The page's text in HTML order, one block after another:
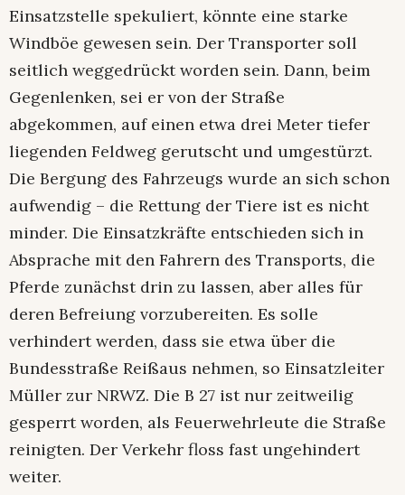
Einsatzstelle spekuliert, könnte eine starke
Windböe gewesen sein. Der Transporter soll
seitlich weggedrückt worden sein. Dann, beim
Gegenlenken, sei er von der Straße
abgekommen, auf einen etwa drei Meter tiefer
liegenden Feldweg gerutscht und umgestürzt.
Die Bergung des Fahrzeugs wurde an sich schon
aufwendig – die Rettung der Tiere ist es nicht
minder. Die Einsatzkräfte entschieden sich in
Absprache mit den Fahrern des Transports, die
Pferde zunächst drin zu lassen, aber alles für
deren Befreiung vorzubereiten. Es solle
verhindert werden, dass sie etwa über die
Bundesstraße Reißaus nehmen, so Einsatzleiter
Müller zur NRWZ. Die B 27 ist nur zeitweilig
gesperrt worden, als Feuerwehrleute die Straße
reinigten. Der Verkehr floss fast ungehindert
weiter.